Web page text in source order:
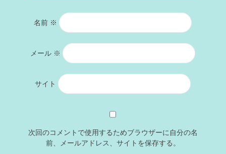
名前 ※
メール ※
サイト
次回のコメントで使用するためブラウザーに自分の名
前、メールアドレス、サイトを保存する。